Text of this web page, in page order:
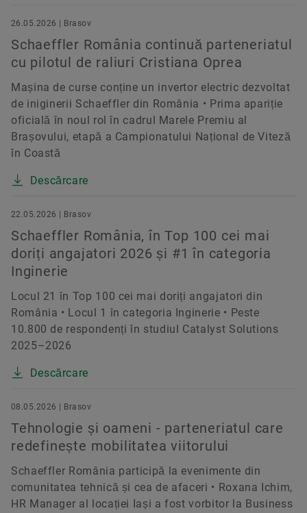
26.05.2026 | Brasov
Schaeffler România continuă parteneriatul
cu pilotul de raliuri Cristiana Oprea
Mașina de curse conține un invertor electric dezvoltat
de iniginerii Schaeffler din România • Prima apariție
oficială în noul rol în cadrul Marele Premiu al
Brașovului, etapă a Campionatului Național de Viteză
în Coastă
Descărcare
22.05.2026 | Brasov
Schaeffler România, în Top 100 cei mai
doriți angajatori 2026 și #1 în categoria
Inginerie
Locul 21 în Top 100 cei mai doriți angajatori din
România • Locul 1 în categoria Inginerie • Peste
10.800 de respondenți în studiul Catalyst Solutions
2025–2026
Descărcare
08.05.2026 | Brasov
Tehnologie și oameni - parteneriatul care
redefinește mobilitatea viitorului
Schaeffler România participă la evenimente din
comunitatea tehnică și cea de afaceri • Roxana Ichim,
HR Manager al locației Iași a fost vorbitor la Business